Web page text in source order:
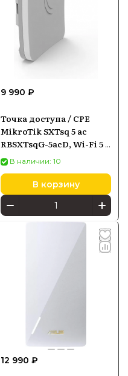
9 990 ₽
Точка доступа / CPE
MikroTik SXTsq 5 ac
RBSXTsqG-5acD, Wi-Fi 5 5
ГГц, 1×Gigabit Ethernet,
PoE-in
В наличии: 10
В корзину
12 990 ₽